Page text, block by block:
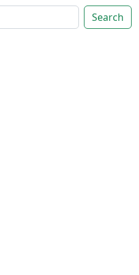
Search